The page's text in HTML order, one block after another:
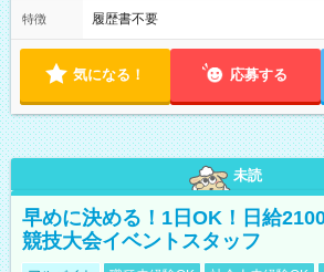
特徴 履歴書不要
気になる！ 応募する
未読
早めに決める！1日OK！日給
競技大会イベントスタッフ